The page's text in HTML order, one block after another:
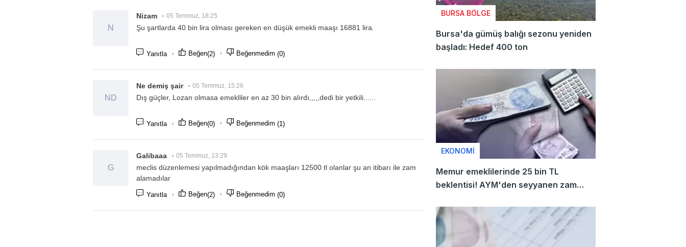
N
Nizam 05 Temmuz, 18:25
Şu şartlarda 40 bin lira olması gereken en düşük emekli maaşı 16881 lira.
Yanıtla Beğen(2) Beğenmedim (0)
ND
Ne demiş şair 05 Temmuz, 15:26
Dış güçler, Lozan olmasa emekliler en az 30 bin alırdı,,,,,dedi bir yetkili......
Yanıtla Beğen(0) Beğenmedim (1)
G
Galibaaa 05 Temmuz, 13:29
meclis düzenlemesi yapılmadığından kök maaşları 12500 tl olanlar şu an itibarı ile zam
alamadılar
Yanıtla Beğen(2) Beğenmedim (0)
BURSA BÖLGE
Bursa'da gümüş balığı sezonu yeniden
başladı: Hedef 400 ton
EKONOMİ
Memur emeklilerinde 25 bin TL
beklentisi! AYM'den seyyanen zam